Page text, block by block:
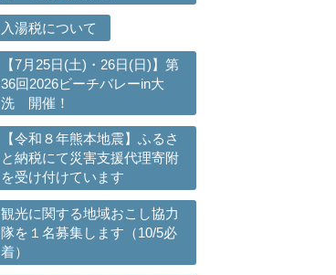
入湯税について
【7月25日(土)・26日(日)】第
36回2026ビーチバレーin大
洗 開催！
【令和８年熊本地震】ふるさ
と納税にて災害支援代理寄附
を受け付けています
観光に関する地域おこし協力
隊を１名募集します（10/5必
着）